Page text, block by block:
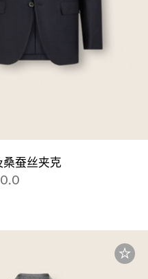
蚕丝夹克